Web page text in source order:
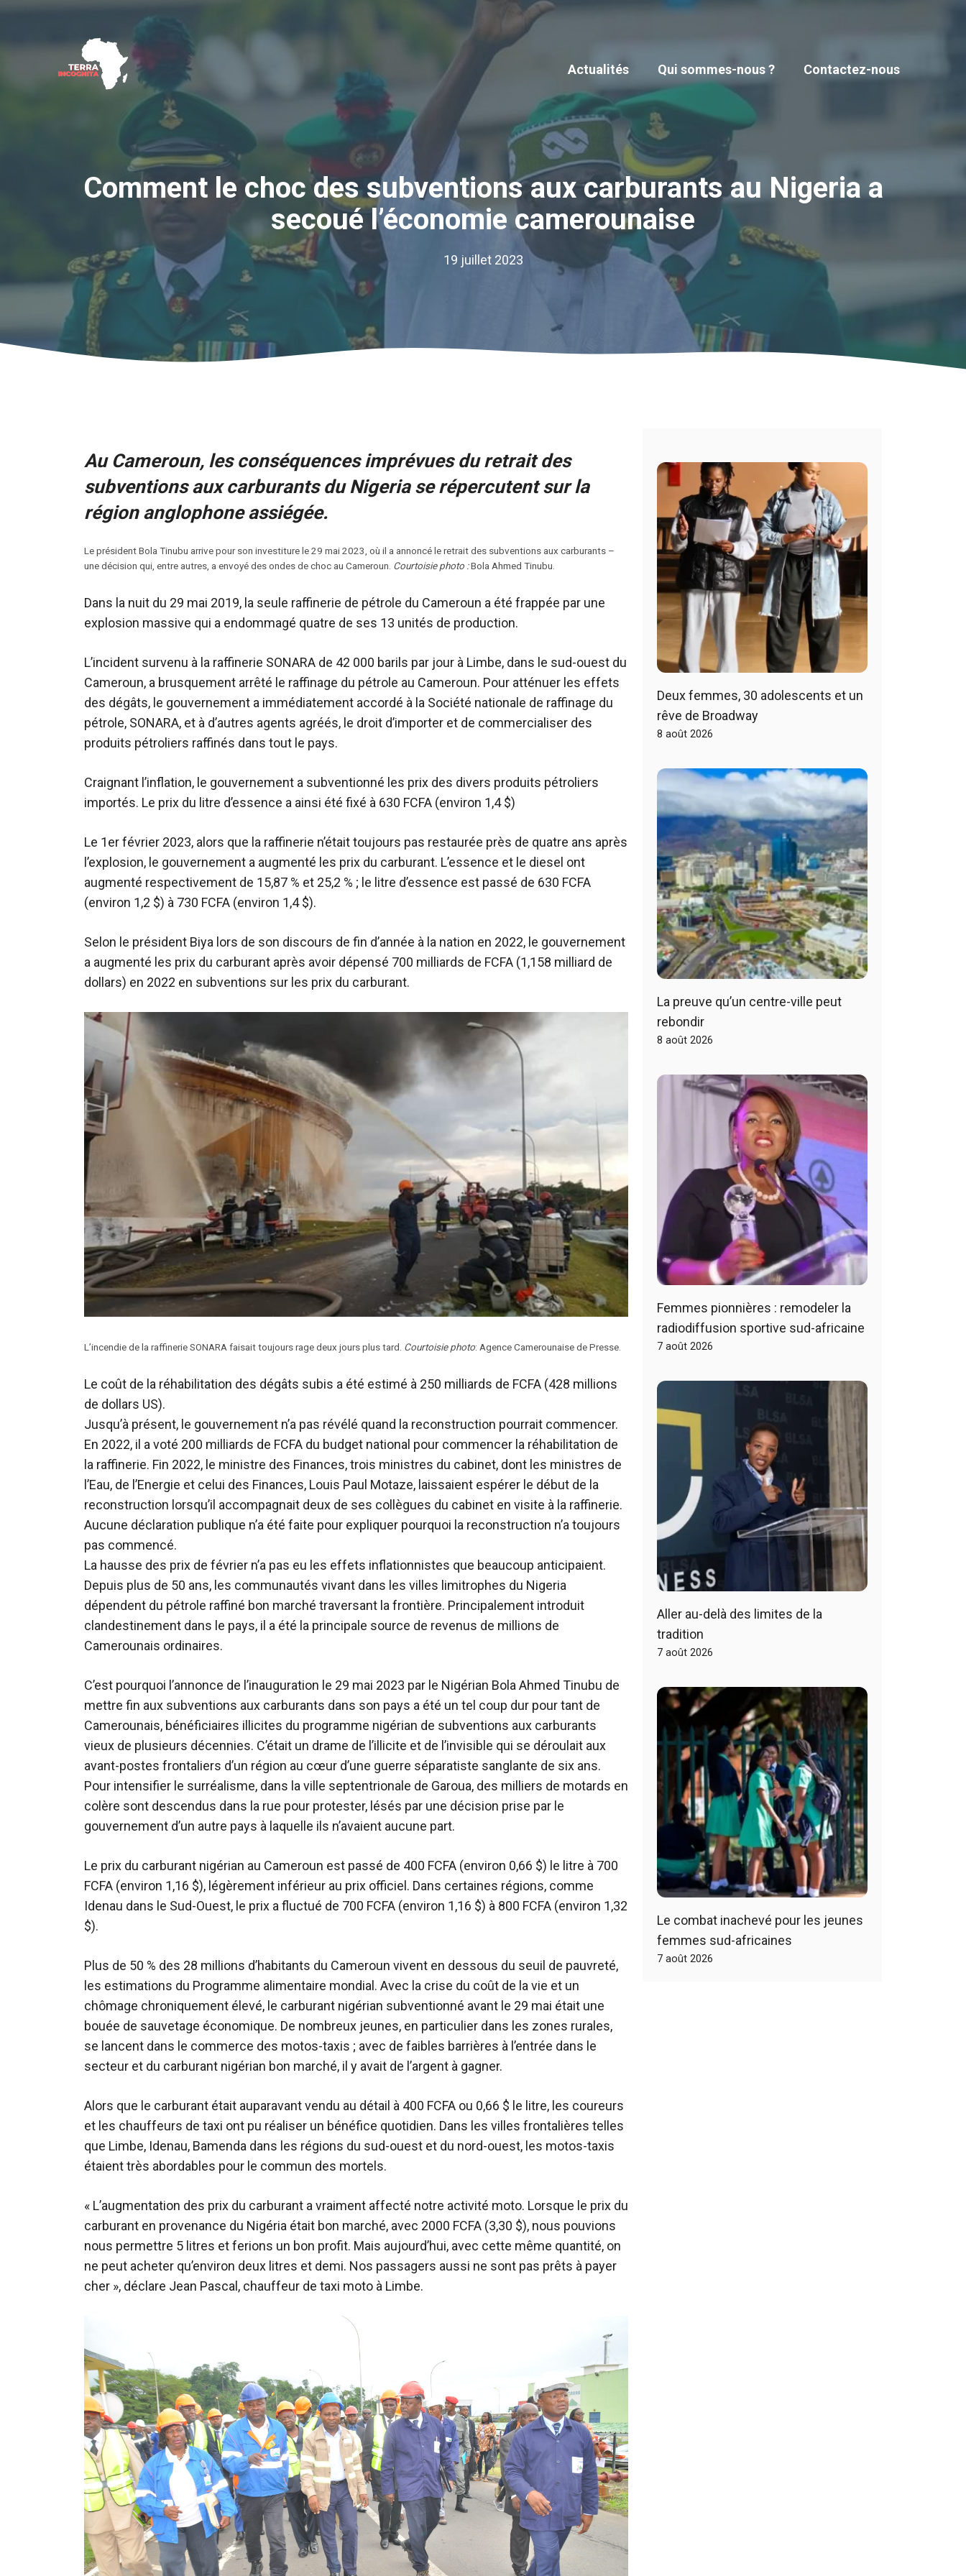
Actualités
Qui sommes-nous ? Contactez-nous
Comment le choc des subventions aux carburants au Nigeria a
secoué l’économie camerounaise
19 juillet 2023
Au Cameroun, les conséquences imprévues du retrait des
subventions aux carburants du Nigeria se répercutent sur la
région anglophone assiégée.
Le président Bola Tinubu arrive pour son investiture le 29 mai 2023, où il a annoncé le retrait des subventions aux carburants –
une décision qui, entre autres, a envoyé des ondes de choc au Cameroun. Courtoisie photo :Bola Ahmed Tinubu.
Dans la nuit du 29 mai 2019, la seule raffinerie de pétrole du Cameroun a été frappée par une
explosion massive qui a endommagé quatre de ses 13 unités de production.
L’incident survenu à la raffinerie SONARA de 42 000 barils par jour à Limbe, dans le sud-ouest du
Cameroun, a brusquement arrêté le raffinage du pétrole au Cameroun. Pour atténuer les effets
des dégâts, le gouvernement a immédiatement accordé à la Société nationale de raffinage du
pétrole, SONARA, et à d’autres agents agréés, le droit d’importer et de commercialiser des
produits pétroliers raffinés dans tout le pays.
Craignant l’inflation, le gouvernement a subventionné les prix des divers produits pétroliers
importés. Le prix du litre d’essence a ainsi été fixé à 630 FCFA (environ 1,4 $)
Le 1er février 2023, alors que la raffinerie n’était toujours pas restaurée près de quatre ans après
l’explosion, le gouvernement a augmenté les prix du carburant. L’essence et le diesel ont
augmenté respectivement de 15,87 % et 25,2 % ; le litre d’essence est passé de 630 FCFA
(environ 1,2 $) à 730 FCFA (environ 1,4 $).
Selon le président Biya lors de son discours de fin d’année à la nation en 2022, le gouvernement
a augmenté les prix du carburant après avoir dépensé 700 milliards de FCFA (1,158 milliard de
dollars) en 2022 en subventions sur les prix du carburant.
L’incendie de la raffinerie SONARA faisait toujours rage deux jours plus tard. Courtoisie photo: Agence Camerounaise de Presse.
Le coût de la réhabilitation des dégâts subis a été estimé à 250 milliards de FCFA (428 millions
de dollars US).
Jusqu’à présent, le gouvernement n’a pas révélé quand la reconstruction pourrait commencer.
En 2022, il a voté 200 milliards de FCFA du budget national pour commencer la réhabilitation de
la raffinerie. Fin 2022, le ministre des Finances, trois ministres du cabinet, dont les ministres de
l’Eau, de l’Energie et celui des Finances, Louis Paul Motaze, laissaient espérer le début de la
reconstruction lorsqu’il accompagnait deux de ses collègues du cabinet en visite à la raffinerie.
Aucune déclaration publique n’a été faite pour expliquer pourquoi la reconstruction n’a toujours
pas commencé.
La hausse des prix de février n’a pas eu les effets inflationnistes que beaucoup anticipaient.
Depuis plus de 50 ans, les communautés vivant dans les villes limitrophes du Nigeria
dépendent du pétrole raffiné bon marché traversant la frontière. Principalement introduit
clandestinement dans le pays, il a été la principale source de revenus de millions de
Camerounais ordinaires.
C’est pourquoi l’annonce de l’inauguration le 29 mai 2023 par le Nigérian Bola Ahmed Tinubu de
mettre fin aux subventions aux carburants dans son pays a été un tel coup dur pour tant de
Camerounais, bénéficiaires illicites du programme nigérian de subventions aux carburants
vieux de plusieurs décennies. C’était un drame de l’illicite et de l’invisible qui se déroulait aux
avant-postes frontaliers d’un région au cœur d’une guerre séparatiste sanglante de six ans.
Pour intensifier le surréalisme, dans la ville septentrionale de Garoua, des milliers de motards en
colère sont descendus dans la rue pour protester, lésés par une décision prise par le
gouvernement d’un autre pays à laquelle ils n’avaient aucune part.
Le prix du carburant nigérian au Cameroun est passé de 400 FCFA (environ 0,66 $) le litre à 700
FCFA (environ 1,16 $), légèrement inférieur au prix officiel. Dans certaines régions, comme
Idenau dans le Sud-Ouest, le prix a fluctué de 700 FCFA (environ 1,16 $) à 800 FCFA (environ 1,32
$).
Plus de 50 % des 28 millions d’habitants du Cameroun vivent en dessous du seuil de pauvreté,
les estimations du Programme alimentaire mondial . Avec la crise du coût de la vie et un
chômage chroniquement élevé, le carburant nigérian subventionné avant le 29 mai était une
bouée de sauvetage économique. De nombreux jeunes, en particulier dans les zones rurales,
se lancent dans le commerce des motos-taxis ; avec de faibles barrières à l’entrée dans le
secteur et du carburant nigérian bon marché, il y avait de l’argent à gagner.
Alors que le carburant était auparavant vendu au détail à 400 FCFA ou 0,66 $ le litre, les coureurs
et les chauffeurs de taxi ont pu réaliser un bénéfice quotidien. Dans les villes frontalières telles
que Limbe, Idenau, Bamenda dans les régions du sud-ouest et du nord-ouest, les motos-taxis
étaient très abordables pour le commun des mortels.
« L’augmentation des prix du carburant a vraiment affecté notre activité moto. Lorsque le prix du
carburant en provenance du Nigéria était bon marché, avec 2000 FCFA (3,30 $), nous pouvions
nous permettre 5 litres et ferions un bon profit. Mais aujourd’hui, avec cette même quantité, on
ne peut acheter qu’environ deux litres et demi. Nos passagers aussi ne sont pas prêts à payer
cher », déclare Jean Pascal, chauffeur de taxi moto à Limbe.
Deux femmes, 30 adolescents et un
rêve de Broadway
8 août 2026
La preuve qu’un centre-ville peut
rebondir
8 août 2026
Femmes pionnières : remodeler la
radiodiffusion sportive sud-africaine
7 août 2026
Aller au-delà des limites de la
tradition
7 août 2026
Le combat inachevé pour les jeunes
femmes sud-africaines
7 août 2026